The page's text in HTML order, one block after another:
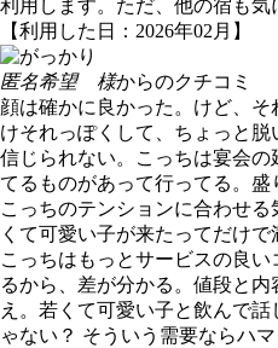
利用します。ただ、他の宿も気
【利用した日：2026年02月】
匿名希望 様からのクチコミ
顔は確かに良かった。けど、
けそれっぽくして、ちょっと
信じられない。こっちは宴会
てるものがあって行ってる。盛
こっちのテンションに合わせ
くて可愛い子が来たってだけで
こっちはもっとサービスの良
るから、差が分かる。値段と
え。若くて可愛い子と飲んで
ゃない？ そういう需要ならハ